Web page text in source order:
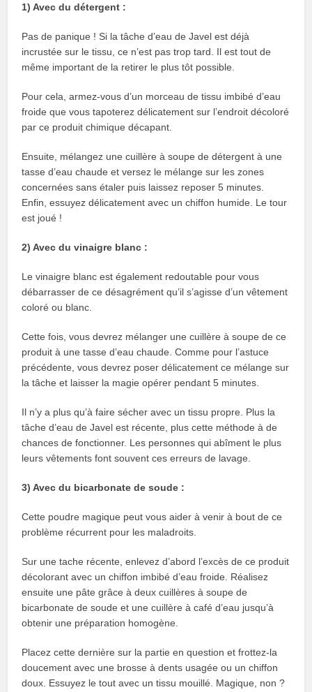
1) Avec du détergent :
Pas de panique ! Si la tâche d’eau de Javel est déjà
incrustée sur le tissu, ce n’est pas trop tard. Il est tout de
même important de la retirer le plus tôt possible.
Pour cela, armez-vous d’un morceau de tissu imbibé d’eau
froide que vous tapoterez délicatement sur l’endroit décoloré
par ce produit chimique décapant.
Ensuite, mélangez une cuillère à soupe de détergent à une
tasse d’eau chaude et versez le mélange sur les zones
concernées sans étaler puis laissez reposer 5 minutes.
Enfin, essuyez délicatement avec un chiffon humide. Le tour
est joué !
2) Avec du vinaigre blanc :
Le vinaigre blanc est également redoutable pour vous
débarrasser de ce désagrément qu’il s’agisse d’un vêtement
coloré ou blanc.
Cette fois, vous devrez mélanger une cuillère à soupe de ce
produit à une tasse d’eau chaude. Comme pour l’astuce
précédente, vous devrez poser délicatement ce mélange sur
la tâche et laisser la magie opérer pendant 5 minutes.
Il n’y a plus qu’à faire sécher avec un tissu propre. Plus la
tâche d’eau de Javel est récente, plus cette méthode à de
chances de fonctionner. Les personnes qui abîment le plus
leurs vêtements font souvent ces erreurs de lavage.
3) Avec du bicarbonate de soude :
Cette poudre magique peut vous aider à venir à bout de ce
problème récurrent pour les maladroits.
Sur une tache récente, enlevez d’abord l’excès de ce produit
décolorant avec un chiffon imbibé d’eau froide. Réalisez
ensuite une pâte grâce à deux cuillères à soupe de
bicarbonate de soude et une cuillère à café d’eau jusqu’à
obtenir une préparation homogène.
Placez cette dernière sur la partie en question et frottez-la
doucement avec une brosse à dents usagée ou un chiffon
doux. Essuyez le tout avec un tissu mouillé. Magique, non ?